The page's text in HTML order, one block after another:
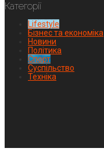
Категорії
Lifestyle
Бізнес та економіка
Новини
Політика
Спорт
Суспільство
Техніка